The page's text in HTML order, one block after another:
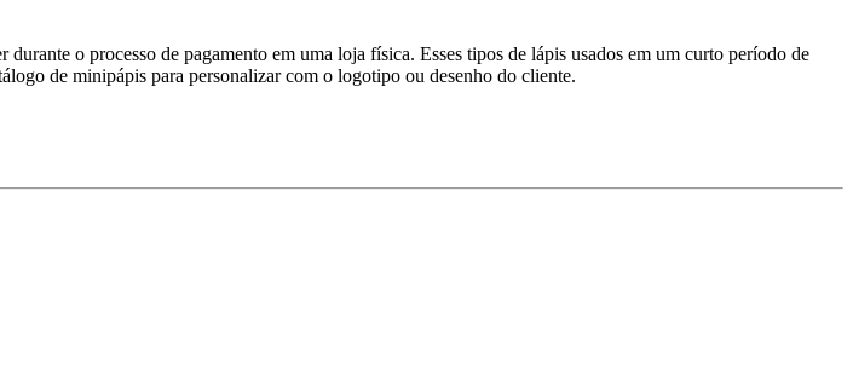
o processo de pagamento em uma loja física. Esses tipos de lápis usados ​​em um curto período de
de minipápis para personalizar com o logotipo ou desenho do cliente.